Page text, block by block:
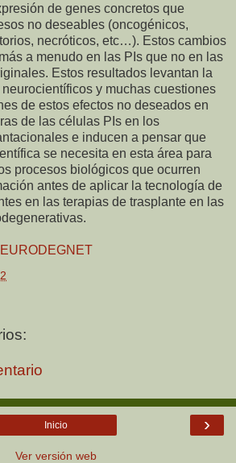
de genes concretos que
no deseables (oncogénicos,
necróticos, etc…). Estos cambios
a menudo en las PIs que no en las
Estos resultados levantan la
y muchas cuestiones
de estos efectos no deseados en
de las células PIs en los
e inducen a pensar que
se necesita en esta área para
procesos biológicos que ocurren
antes de aplicar la tecnología de
en las terapias de trasplante en las
›
Inicio
Ver versión web